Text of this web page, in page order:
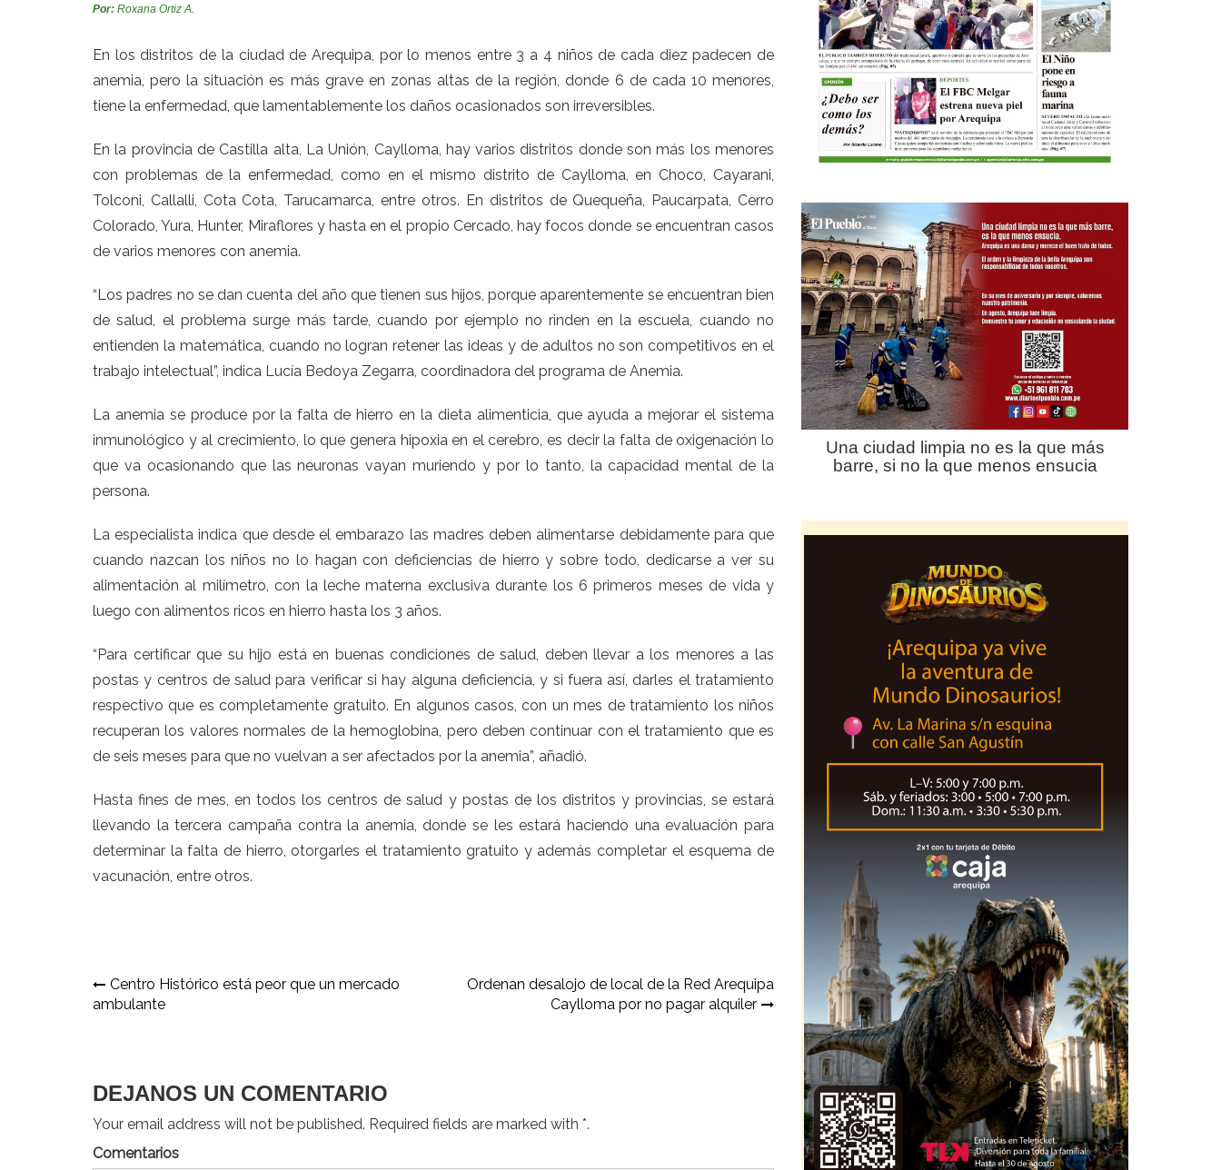
Por: Roxana Ortiz A.
En los distritos de la ciudad de Arequipa, por lo menos entre 3 a 4 niños de cada diez padecen de
anemia, pero la situación es más grave en zonas altas de la región, donde 6 de cada 10 menores,
tiene la enfermedad, que lamentablemente los daños ocasionados son irreversibles.
En la provincia de Castilla alta, La Unión, Caylloma, hay varios distritos donde son más los menores
con problemas de la enfermedad, como en el mismo distrito de Caylloma, en Choco, Cayarani,
Tolconi, Callalli, Cota Cota, Tarucamarca, entre otros. En distritos de Quequeña, Paucarpata, Cerro
Colorado, Yura, Hunter, Miraflores y hasta en el propio Cercado, hay focos donde se encuentran casos
de varios menores con anemia.
“Los padres no se dan cuenta del año que tienen sus hijos, porque aparentemente se encuentran bien
de salud, el problema surge más tarde, cuando por ejemplo no rinden en la escuela, cuando no
entienden la matemática, cuando no logran retener las ideas y de adultos no son competitivos en el
trabajo intelectual”, indica Lucía Bedoya Zegarra, coordinadora del programa de Anemia.
La anemia se produce por la falta de hierro en la dieta alimenticia, que ayuda a mejorar el sistema
inmunológico y al crecimiento, lo que genera hipoxia en el cerebro, es decir la falta de oxigenación lo
que va ocasionando que las neuronas vayan muriendo y por lo tanto, la capacidad mental de la
persona.
La especialista indica que desde el embarazo las madres deben alimentarse debidamente para que
cuando nazcan los niños no lo hagan con deficiencias de hierro y sobre todo, dedicarse a ver su
alimentación al milímetro, con la leche materna exclusiva durante los 6 primeros meses de vida y
luego con alimentos ricos en hierro hasta los 3 años.
“Para certificar que su hijo está en buenas condiciones de salud, deben llevar a los menores a las
postas y centros de salud para verificar si hay alguna deficiencia, y si fuera así, darles el tratamiento
respectivo que es completamente gratuito. En algunos casos, con un mes de tratamiento los niños
recuperan los valores normales de la hemoglobina, pero deben continuar con el tratamiento que es
de seis meses para que no vuelvan a ser afectados por la anemia”, añadió.
Hasta fines de mes, en todos los centros de salud y postas de los distritos y provincias, se estará
llevando la tercera campaña contra la anemia, donde se les estará haciendo una evaluación para
determinar la falta de hierro, otorgarles el tratamiento gratuito y además completar el esquema de
vacunación, entre otros.
Navegación
de
Centro Histórico está peor que un mercado
ambulante
Ordenan desalojo de local de la Red Arequipa
Caylloma por no pagar alquiler
DEJANOS UN COMENTARIO
Your email address will not be published. Required fields are marked with *.
Comentarios
Una ciudad limpia no es la que más
barre, si no la que menos ensucia